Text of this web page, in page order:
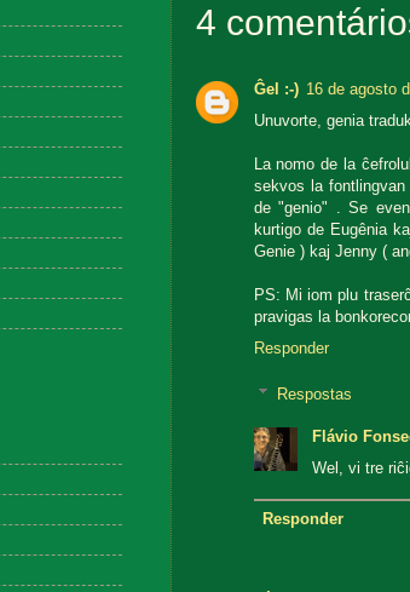
4
Ĝel :-) 16 de agosto
Unuvorte, genia
La nomo de la
sekvos la
de "genio" . Se
kurtigo de Eugênia
Genie ) kaj Jenny (
PS: Mi iom plu
pravigas la
Responder
Respostas
Flávio
Wel, vi tre
Responder